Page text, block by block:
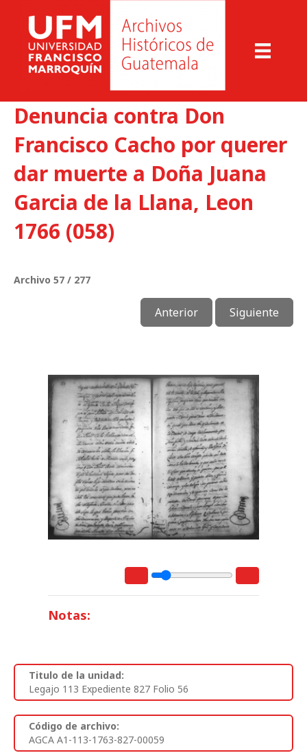
Denuncia contra Don
Francisco Cacho por querer
dar muerte a Doña Juana
Garcia de la Llana, Leon
1766 (058)
Archivo 57 / 277
Anterior Siguiente
Notas:
Titulo de la unidad:
Legajo 113 Expediente 827 Folio 56
Código de archivo:
AGCA A1-113-1763-827-00059